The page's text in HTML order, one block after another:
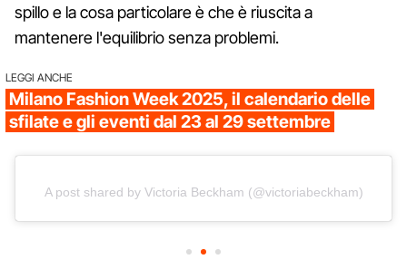
spillo e la cosa particolare è che è riuscita a
mantenere l'equilibrio senza problemi.
LEGGI ANCHE
Milano Fashion Week 2025, il calendario delle
sfilate e gli eventi dal 23 al 29 settembre
A post shared by Victoria Beckham (@victoriabeckham)